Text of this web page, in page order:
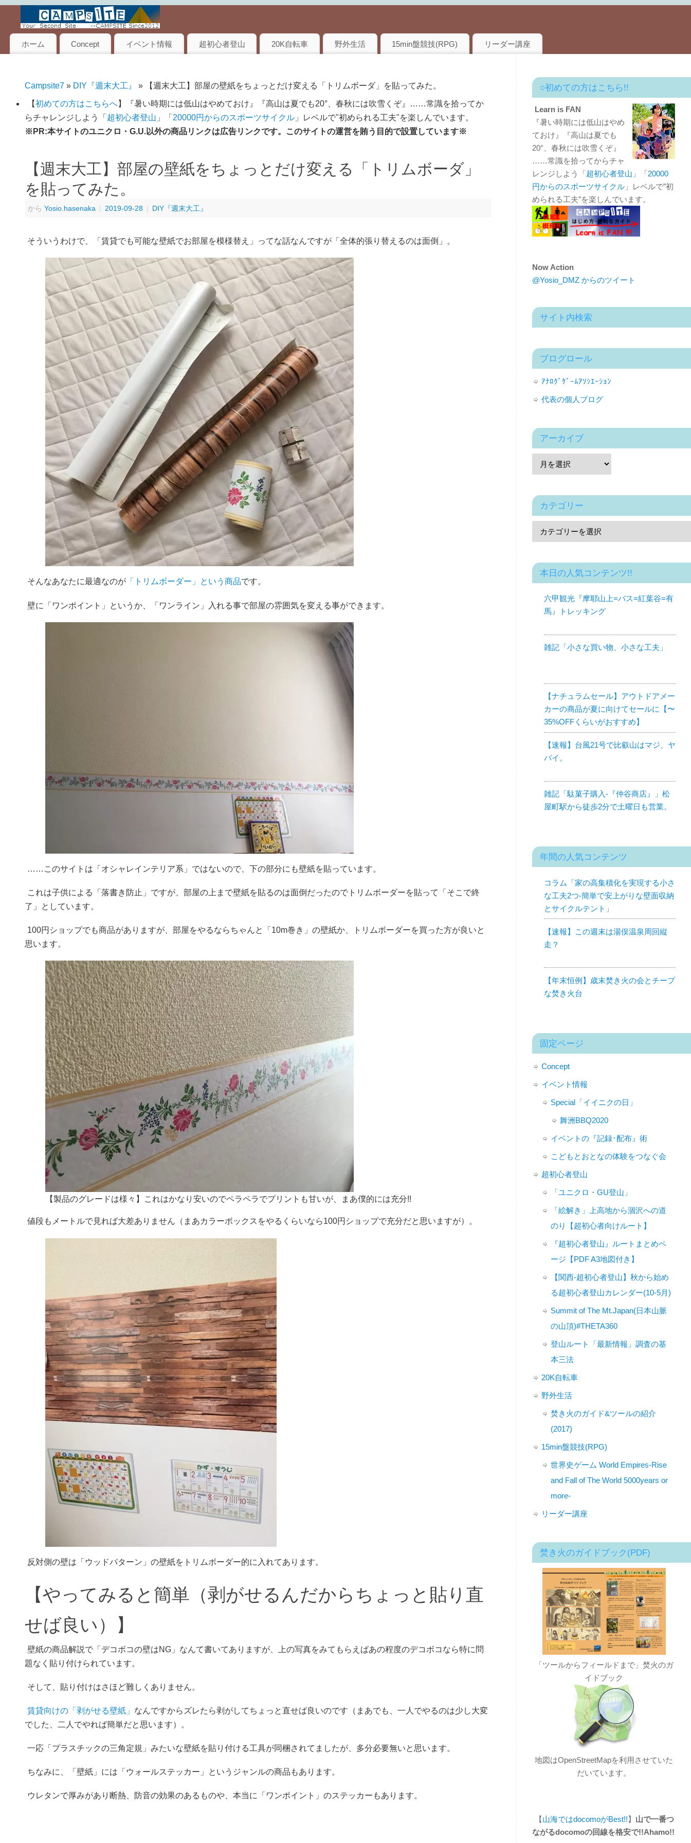
ホーム Concept イベント情報 超初心者登山 20K自転車 野外生活 15min盤競技(RPG) リーダー講座
Campsite7 » DIY『週末大工』 » 【週末大工】部屋の壁紙をちょっとだけ変える「トリムボーダ」を貼ってみた。
【初めての方はこちらへ】『暑い時期には低山はやめておけ』『高山は夏でも20°、春秋には吹雪くぞ』……常識を拾ってか
らチャレンジしよう「 超初心者登山 」「 20000円からのスポーツサイクル 」レベルで"初められる工夫"を楽しんでいます。
※PR:本サイトのユニクロ・G.U.以外の商品リンクは広告リンクです。このサイトの運営を賄う目的で設置しています※
【週末大工】部屋の壁紙をちょっとだけ変える「トリムボーダ」
を貼ってみた。
から Yosio.hasenaka | 2019-09-28 | DIY『週末大工』
そういうわけで、「賃貸でも可能な壁紙でお部屋を模様替え」ってな話なんですが「全体的張り替えるのは面倒」。
そんなあなたに最適なのが 「トリムボーダー」という商品です。
壁に「ワンポイント」というか、「ワンライン」入れる事で部屋の雰囲気を変える事ができます。
……このサイトは「オシャレインテリア系」ではないので、下の部分にも壁紙を貼っています。
これは子供による「落書き防止」ですが、部屋の上まで壁紙を貼るのは面倒だったのでトリムボーダーを貼って「そこで終
了」としています。
100円ショップでも商品がありますが、部屋をやるならちゃんと「10m巻き」の壁紙か、トリムボーダーを買った方が良いと
思います。
【製品のグレードは様々】これはかなり安いのでペラペラでプリントも甘いが、まあ僕的には充分!!
値段もメートルで見れば大差ありません（まあカラーボックスをやるくらいなら100円ショップで充分だと思いますが）。
反対側の壁は「ウッドパターン」の壁紙をトリムボーダー的に入れてあります。
【やってみると簡単（剥がせるんだからちょっと貼り直
せば良い）】
壁紙の商品解説で「デコボコの壁はNG」なんて書いてありますが、上の写真をみてもらえばあの程度のデコボコなら特に問
題なく貼り付けられています。
そして、貼り付けはさほど難しくありません。
賃貸向けの「剥がせる壁紙」 なんですからズレたら剥がしてちょっと直せば良いのです（まあでも、一人でやるのは少し大変
でした、二人でやれば簡単だと思います）。
一応「プラスチックの三角定規」みたいな壁紙を貼り付ける工具が同梱されてましたが、多分必要無いと思います。
ちなみに、「壁紙」には「ウォールステッカー」というジャンルの商品もあります。
ウレタンで厚みがあり断熱、防音の効果のあるものや、本当に「ワンポイント」のステッカーもあります。
○初めての方はこちら!!
Learn is FAN
『暑い時期には低山はやめ
ておけ』『高山は夏でも
20°、春秋には吹雪くぞ』
……常識を拾ってからチャ
レンジしよう「超初心者登山 」「20000
円からのスポーツサイクル 」レベルで”初
められる工夫”を楽しんでいます。
Now Action
@Yosio_DMZ からのツイート
サイト内検索
ブログロール
ｱﾅﾛｸﾞｹﾞｰﾑｱｿｼｴｰｼｮﾝ
代表の個人ブログ
アーカイブ
カテゴリー
本日の人気コンテンツ!!
六甲観光『摩耶山上=バス=紅葉谷=有
馬』トレッキング
雑記「小さな買い物、小さな工夫」
【ナチュラムセール】アウトドアメー
カーの商品が夏に向けてセールに【〜
35%OFFくらいがおすすめ】
【速報】台風21号で比叡山はマジ、ヤ
バイ。
雑記「駄菓子購入-『仲谷商店』」松
屋町駅から徒歩2分で土曜日も営業。
年間の人気コンテンツ
コラム「家の高集積化を実現する小さ
な工夫2つ-簡単で安上がりな壁面収納
とサイクルテント」
【速報】この週末は湯俣温泉周回縦
走？
【年末恒例】歳末焚き火の会とチープ
な焚き火台
固定ページ
Concept
イベント情報
Special「イイニクの日」
舞洲BBQ2020
イベントの『記録･配布』術
こどもとおとなの体験をつなぐ会
超初心者登山
「ユニクロ・GU登山」
「絵解き」上高地から涸沢への道
のり【超初心者向けルート】
『超初心者登山』ルートまとめペ
ージ【PDF A3地図付き】
【関西-超初心者登山】秋から始め
る超初心者登山カレンダー(10-5月)
Summit of The Mt.Japan(日本山脈
の山頂)#THETA360
登山ルート「最新情報」調査の基
本三法
20K自転車
野外生活
焚き火のガイド&ツールの紹介
(2017)
15min盤競技(RPG)
世界史ゲーム World Empires-Rise
and Fall of The World 5000years or
more-
リーダー講座
焚き火のガイドブック(PDF)
「ツールからフィールドまで」焚火のガ
イドブック
地図はOpenStreetMapを利用させていた
だいています。
【山海ではdocomoがBest!!】 山で一番つ
ながるdocomoの回線を格安で!!Ahamo!!